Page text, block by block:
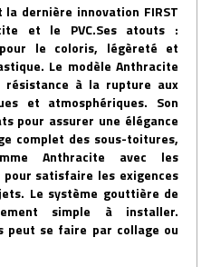
dernière innovation FIRST
et le PVC.Ses atouts :
le coloris, légèreté et
Le modèle Anthracite
résistance à la rupture aux
et atmosphériques. Son
pour assurer une élégance
complet des sous-toitures,
Anthracite avec les
pour satisfaire les exigences
Le système gouttière de
simple à installer.
peut se faire par collage ou